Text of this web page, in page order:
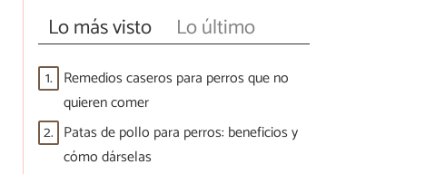
Lo más visto Lo último
1. Remedios caseros para perros que no
quieren comer
2. Patas de pollo para perros: beneficios y
cómo dárselas